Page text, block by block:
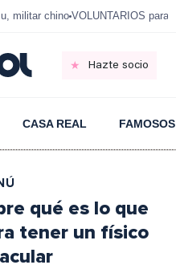
militar chino VOLUNTARIOS para
Hazte socio
CASA REAL FAMOSOS
qué es lo que
tener un físico